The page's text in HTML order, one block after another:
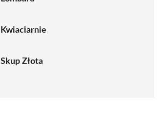
Kwiaciarnie
Skup Złota